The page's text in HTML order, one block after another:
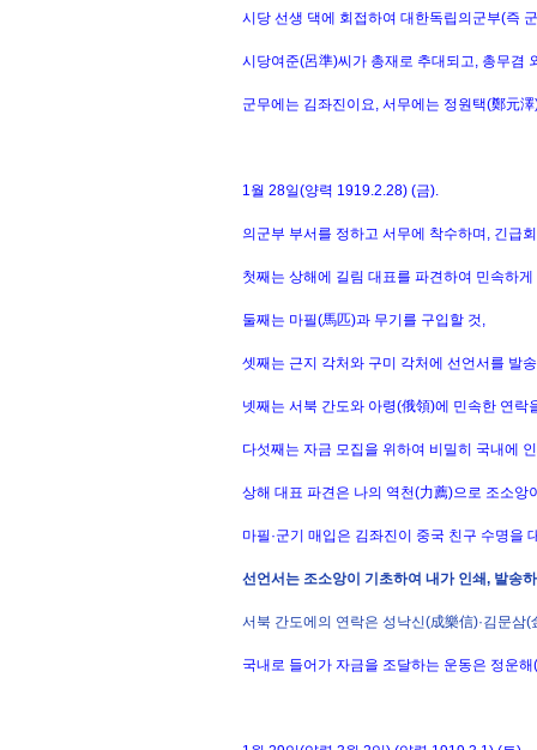
시당 선생 댁에 회접하여 대한독립의군부(즉
시당여준(呂準)씨가 총재로 추대되고, 총무겸
군무에는 김좌진이요, 서무에는 정원택(鄭元
1월 28일(양력 1919.2.28) (금).
의군부 부서를 정하고 서무에 착수하며, 긴급
첫째는 상해에 길림 대표를 파견하여 민속하
둘째는 마필(馬匹)과 무기를 구입할 것,
셋째는 근지 각처와 구미 각처에 선언서를 발
넷째는 서북 간도와 아령(俄領)에 민속한 연락
다섯째는 자금 모집을 위하여 비밀히 국내에
상해 대표 파견은 나의 역천(力薦)으로 조소앙
마필·군기 매입은 김좌진이 중국 친구 수명을
선언서는 조소앙이 기초하여 내가 인쇄, 발송
서북 간도에의 연락은 성낙신(成樂信)·김문삼(
국내로 들어가 자금을 조달하는 운동은 정운